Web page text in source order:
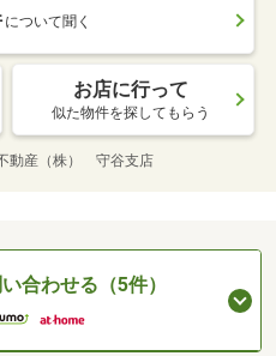
について聞く
お店に行って
似た物件を探してもらう
動産（株） 守谷支店
合わせる（5件）